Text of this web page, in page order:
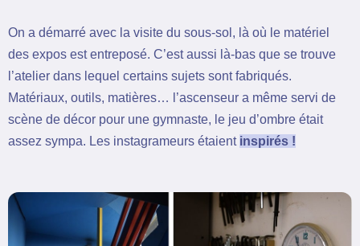
On a démarré avec la visite du sous-sol, là où le matériel
des expos est entreposé. C’est aussi là-bas que se trouve
l’atelier dans lequel certains sujets sont fabriqués.
Matériaux, outils, matières… l’ascenseur a même servi de
scène de décor pour une gymnaste, le jeu d’ombre était
assez sympa. Les instagrameurs étaient inspirés !